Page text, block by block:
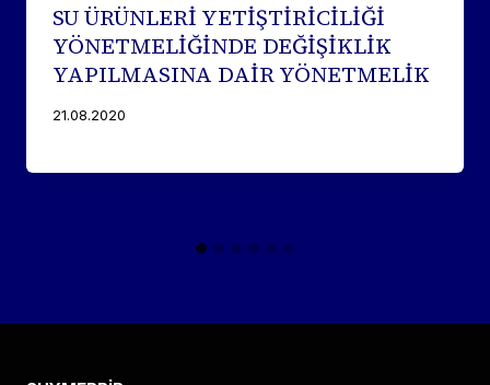
SU ÜRÜNLERİ YETİŞTİRİCİLİĞİ
YÖNETMELİĞİNDE DEĞİŞİKLİK
YAPILMASINA DAİR YÖNETMELİK
21.08.2020